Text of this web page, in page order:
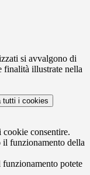
si avvalgono di
finalità illustrate nella
tutti i cookies
cookie consentire.
il funzionamento della
funzionamento potete